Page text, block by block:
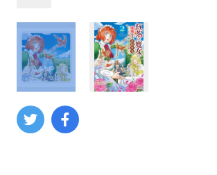
ミリタリー